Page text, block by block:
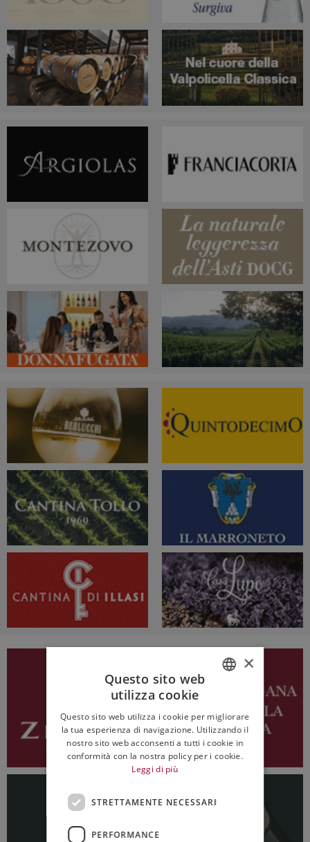
ENGLISH
×
Questo sito web
utilizza cookie
Questo sito web utilizza i cookie per migliorare
la tua esperienza di navigazione. Utilizzando il
nostro sito web acconsenti a tutti i cookie in
conformità con la nostra policy per i cookie.
Leggi di più
STRETTAMENTE NECESSARI
PERFORMANCE